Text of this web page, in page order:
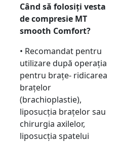
Când să folosiți vesta
de compresie MT
smooth Comfort?
• Recomandat pentru
utilizare după operația
pentru brațe- ridicarea
brațelor
(brachioplastie),
liposucția brațelor sau
chirurgia axilelor,
liposucția spatelui